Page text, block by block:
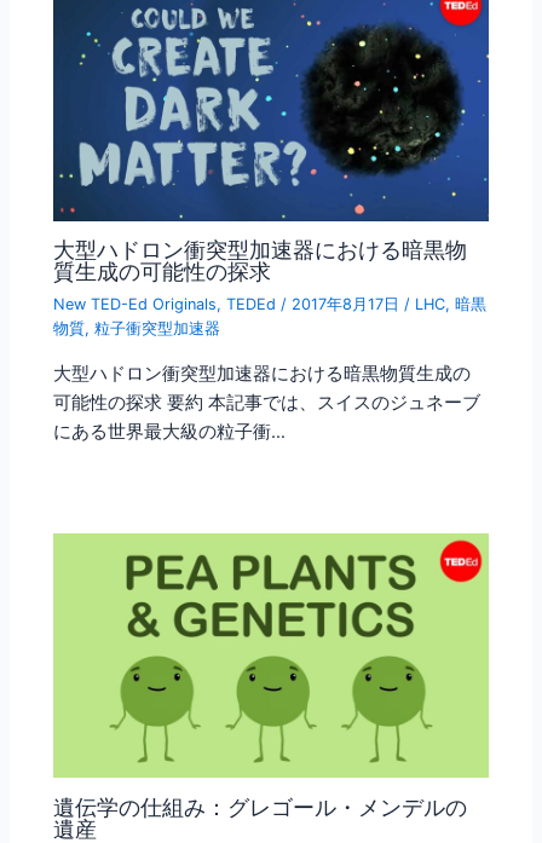
大型ハドロン衝突型加速器における暗黒物
質生成の可能性の探求
New TED-Ed Originals,TEDEd / 2017年8月17日/ LHC,暗黒
物質,粒子衝突型加速器
大型ハドロン衝突型加速器における暗黒物質生成の
可能性の探求 要約 本記事では、スイスのジュネーブ
にある世界最大級の粒子衝…
遺伝学の仕組み：グレゴール・メンデルの
遺産